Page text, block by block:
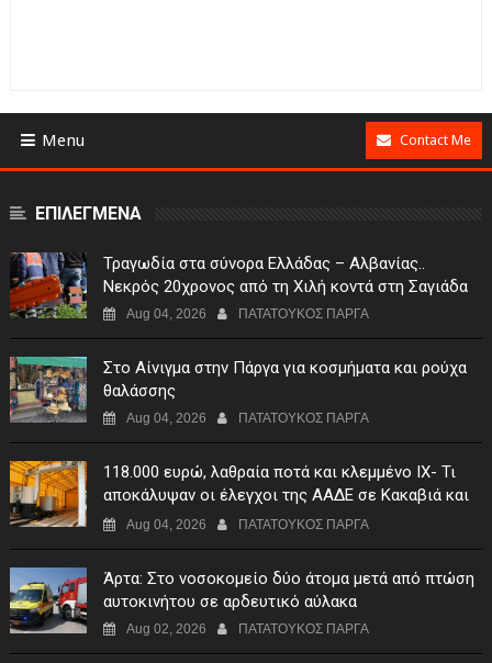
Menu Contact Me
ΕΠΙΛΕΓΜΕΝΑ
Τραγωδία στα σύνορα Ελλάδας – Αλβανίας..
Νεκρός 20χρονος από τη Χιλή κοντά στη Σαγιάδα
Aug 04, 2026 ΠΑΤΑΤΟΥΚΟΣ ΠΑΡΓΑ
Στο Αίνιγμα στην Πάργα για κοσμήματα και ρούχα
θαλάσσης
Aug 04, 2026 ΠΑΤΑΤΟΥΚΟΣ ΠΑΡΓΑ
118.000 ευρώ, λαθραία ποτά και κλεμμένο ΙΧ- Τι
αποκάλυψαν οι έλεγχοι της ΑΑΔΕ σε Κακαβιά και
Μαυρομάτι
Aug 04, 2026 ΠΑΤΑΤΟΥΚΟΣ ΠΑΡΓΑ
Άρτα: Στο νοσοκομείο δύο άτομα μετά από πτώση
αυτοκινήτου σε αρδευτικό αύλακα
Aug 02, 2026 ΠΑΤΑΤΟΥΚΟΣ ΠΑΡΓΑ